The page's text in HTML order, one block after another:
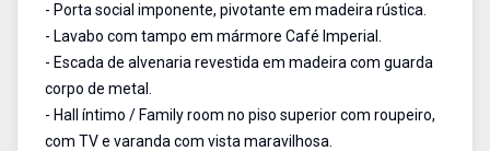
- Porta social imponente, pivotante em madeira rústica.
- Lavabo com tampo em mármore Café Imperial.
- Escada de alvenaria revestida em madeira com guarda
corpo de metal.
- Hall íntimo / Family room no piso superior com roupeiro,
com TV e varanda com vista maravilhosa.